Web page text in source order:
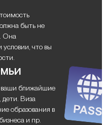
быть не
Она
условии, что вы
ваши ближайшие
Виза
образования в
и пр.